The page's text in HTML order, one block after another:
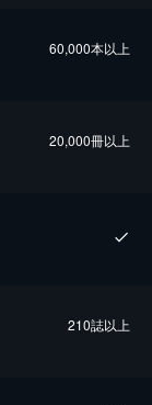
60,000本以上
20,000冊以上
210誌以上